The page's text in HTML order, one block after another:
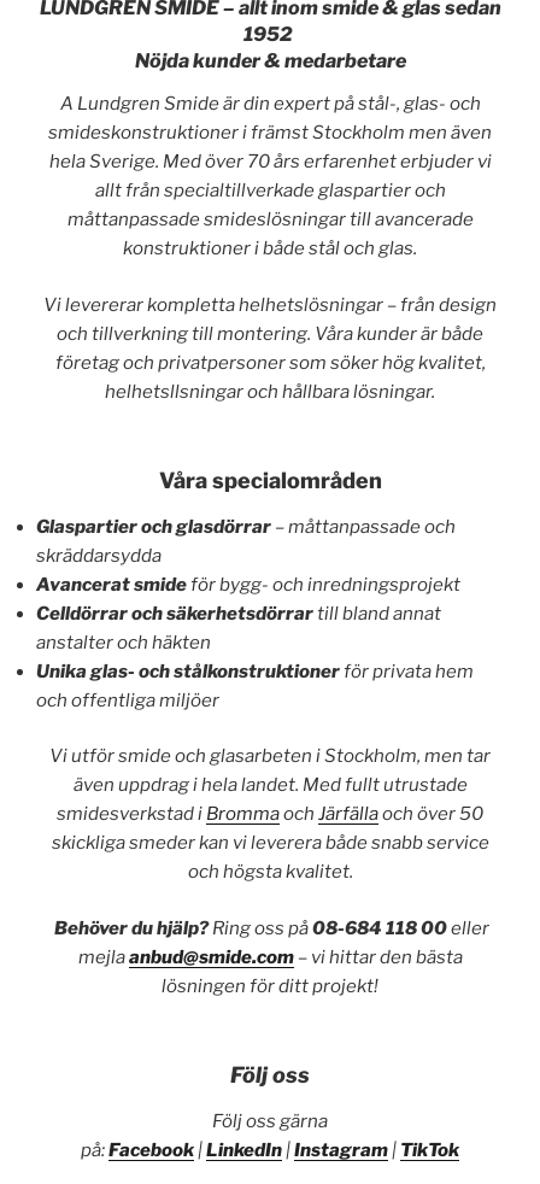
LUNDGREN SMIDE – allt inom smide & glas sedan
1952
Nöjda kunder & medarbetare
A Lundgren Smide är din expert på stål-, glas- och
smideskonstruktioner i främst Stockholm men även
hela Sverige. Med över 70 års erfarenhet erbjuder vi
allt från specialtillverkade glaspartier och
måttanpassade smideslösningar till avancerade
konstruktioner i både stål och glas.
Vi levererar kompletta helhetslösningar – från design
och tillverkning till montering. Våra kunder är både
företag och privatpersoner som söker hög kvalitet,
helhetsllsningar och hållbara lösningar.
Våra specialområden
Glaspartier och glasdörrar – måttanpassade och
skräddarsydda
Avancerat smideför bygg- och inredningsprojekt
Celldörrar och säkerhetsdörrartill bland annat
anstalter och häkten
Unika glas- och stålkonstruktionerför privata hem
och offentliga miljöer
Vi utför smide och glasarbeten i Stockholm, men tar
även uppdrag i hela landet. Med fullt utrustade
smidesverkstad i Brommaoch Järfällaoch över 50
skickliga smeder kan vi leverera både snabb service
och högsta kvalitet.
Behöver du hjälp?Ring oss på08-684 118 00eller
mejlaanbud@smide.com– vi hittar den bästa
lösningen för ditt projekt!
Följ oss
Följ oss gärna
på:Facebook |LinkedIn |Instagram | TikTok